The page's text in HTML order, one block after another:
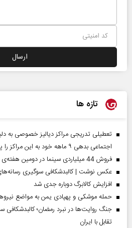
تازه ها
تعطیلی تدریجی مراکز دیالیز خصوصی به
اجتماعی بدهی ۹ ماهه خود به این مراکز را پرداخت کند
فروش 44 میلیاردی سینما در دومین هفته‌ی مرداد
عکس نوشت | کالبدشکافی سوگیری رسانه‌های
افزایش کالابرگ دوباره جدی شد
حمله موشکی و پهپادی یمن به مواضع
جنگ روایت‌ها در نبرد رمضان؛ کالبدشکافی
تقابل با ایران